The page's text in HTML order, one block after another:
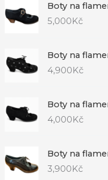
Boty na
5,000Kč
Boty na
4,900Kč
Boty na
4,000Kč
Boty na
3,900Kč